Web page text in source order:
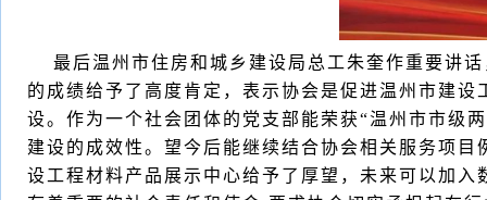
最后温州市住房和城乡建设局总工朱奎作重要讲话
的成绩给予了高度肯定，表示协会是促进温州市建
设。作为一个社会团体的党支部能荣获“温州市市级
建设的成效性。望今后能继续结合协会相关服务项
设工程材料产品展示中心给予了厚望，未来可以加